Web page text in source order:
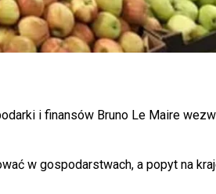
i finansów Bruno Le Maire
w gospodarstwach, a popyt na